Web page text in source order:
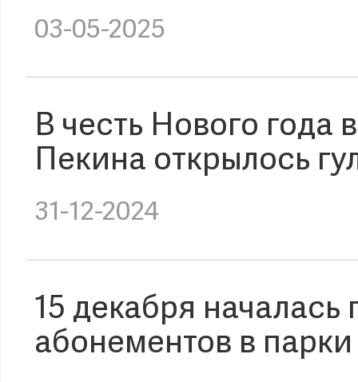
03-05-2025
В честь Нового года
Пекина открылось
31-12-2024
15 декабря
абонементов в